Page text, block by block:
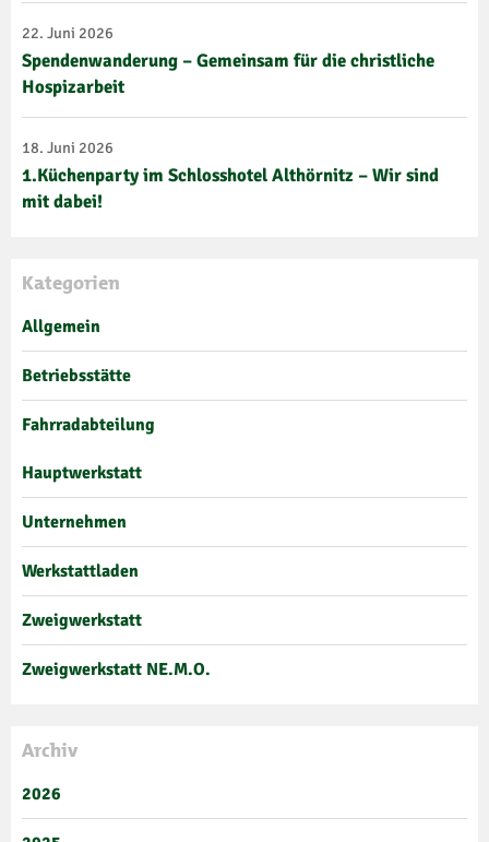
22. Juni 2026
Spendenwanderung – Gemeinsam für die christliche
Hospizarbeit
18. Juni 2026
1.Küchenparty im Schlosshotel Althörnitz – Wir sind
mit dabei!
Kategorien
Allgemein
Betriebsstätte
Fahrradabteilung
Hauptwerkstatt
Unternehmen
Werkstattladen
Zweigwerkstatt
Zweigwerkstatt NE.M.O.
Archiv
2026